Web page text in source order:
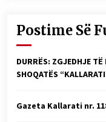
Heroin e Popullit, Mumin
04/10/2025
06/02/2025
Postime Së
DURRËS: ZGJEDHJE TË
SHOQATËS
Gazeta Kallarati nr.